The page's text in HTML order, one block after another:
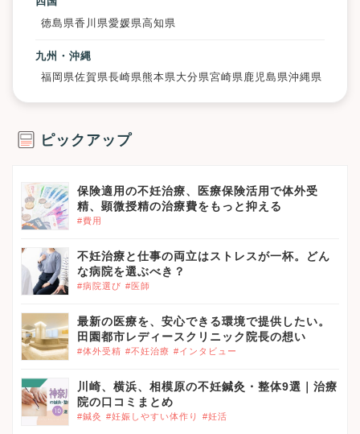
徳島県香川県愛媛県高知県
九州・沖縄
福岡県佐賀県長崎県熊本県大分県宮崎県鹿児島県沖縄県
ピックアップ
保険適用の不妊治療、医療保険活用で体外受
精、顕微授精の治療費をもっと抑える
#費用
不妊治療と仕事の両立はストレスが一杯。どん
な病院を選ぶべき？
#病院選び #医師
最新の医療を、安心できる環境で提供したい。
田園都市レディースクリニック院長の想い
#体外受精 #不妊治療 #インタビュー
川崎、横浜、相模原の不妊鍼灸・整体9選｜治療
院の口コミまとめ
#鍼灸 #妊娠しやすい体作り #妊活